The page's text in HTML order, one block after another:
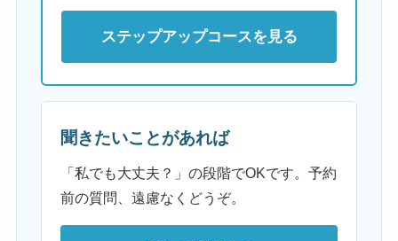
ステップアップコースを見る
聞きたいことがあれば
「私でも大丈夫？」の段階でOKです。予約
前の質問、遠慮なくどうぞ。